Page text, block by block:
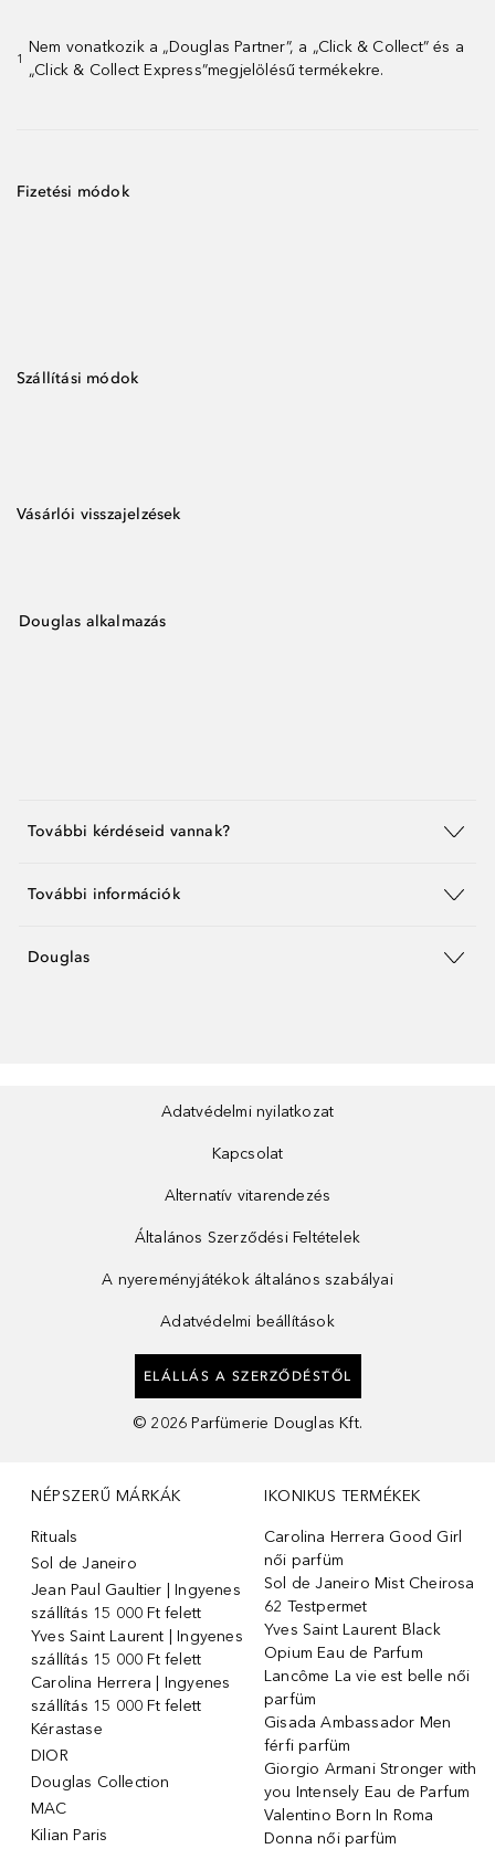
1
Nem vonatkozik a „Douglas Partner”, a „Click & Collect” és a
„Click & Collect Express”megjelölésű termékekre.
Fizetési módok
Szállítási módok
Vásárlói visszajelzések
Douglas alkalmazás
További kérdéseid vannak?
További információk
Douglas
Adatvédelmi nyilatkozat
Kapcsolat
Alternatív vitarendezés
Általános Szerződési Feltételek
A nyereményjátékok általános szabályai
Adatvédelmi beállítások
ELÁLLÁS A SZERZŐDÉSTŐL
© 2026 Parfümerie Douglas Kft.
NÉPSZERŰ MÁRKÁK
Rituals
Sol de Janeiro
Jean Paul Gaultier | Ingyenes
szállítás 15 000 Ft felett
Yves Saint Laurent | Ingyenes
szállítás 15 000 Ft felett
Carolina Herrera | Ingyenes
szállítás 15 000 Ft felett
Kérastase
DIOR
Douglas Collection
MAC
Kilian Paris
IKONIKUS TERMÉKEK
Carolina Herrera Good Girl
női parfüm
Sol de Janeiro Mist Cheirosa
62 Testpermet
Yves Saint Laurent Black
Opium Eau de Parfum
Lancôme La vie est belle női
parfüm
Gisada Ambassador Men
férfi parfüm
Giorgio Armani Stronger with
you Intensely Eau de Parfum
Valentino Born In Roma
Donna női parfüm